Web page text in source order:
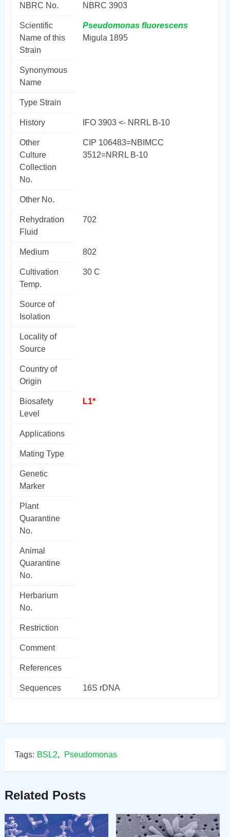
NBRC No. NBRC 3903
Scientific
Name of this
Strain
Pseudomonas fluorescens
Migula 1895
Synonymous
Name
Type Strain
History IFO 3903 <- NRRL B-10
Other
Culture
Collection
No.
CIP 106483=NBIMCC
3512=NRRL B-10
Other No.
Rehydration
Fluid
702
Medium 802
Cultivation
Temp.
30 C
Source of
Isolation
Locality of
Source
Country of
Origin
Biosafety
Level
L1*
Applications
Mating Type
Genetic
Marker
Plant
Quarantine
No.
Animal
Quarantine
No.
Herbarium
No.
Restriction
Comment
References
Sequences 16S rDNA
Tags: BSL2, Pseudomonas
Related Posts